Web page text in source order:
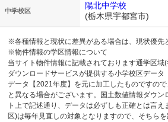
中学校区
陽北中学校
(栃木県宇都宮市)
※各種情報と現状に差異がある場合は、現状優先
※物件情報の学区情報について
当サイト物件情報に記載されております通学区域
ダウンロードサービスが提供する小学校区デー
データ【2021年度】を元に加工したものですの
と異なる場合がございます。国土数値情報ダウン
ト上で記述通り、データは必ずしも正確とは言
区)は毎年見直しの対象となりますので、そちら